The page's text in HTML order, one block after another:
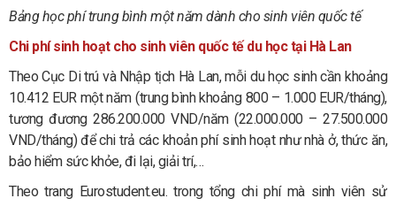
Bảng học phí trung bình một năm dành cho sinh viên quốc tế
Chi phí sinh hoạt cho sinh viên quốc tế du học tại Hà Lan
Theo Cục Di trú và Nhập tịch Hà Lan, mỗi du học sinh cần khoảng
10.412 EUR một năm (trung bình khoảng 800 – 1.000 EUR/tháng),
tương đương 286.200.000 VND/năm (22.000.000 – 27.500.000
VND/tháng) để chi trả các khoản phí sinh hoạt như nhà ở, thức ăn,
bảo hiểm sức khỏe, đi lại, giải trí,…
Theo trang Eurostudent.eu. trong tổng chi phí mà sinh viên sử